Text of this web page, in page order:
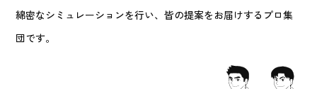
綿密なシミュレーションを行い、皆の提案をお届けするプロ集
団です。